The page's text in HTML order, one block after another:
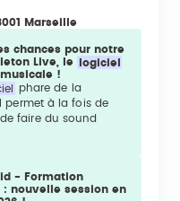
Marseille
chances pour notre
Live, le logiciel
!
phare de la
permet à la fois de
faire du sound
- Formation
: nouvelle session en